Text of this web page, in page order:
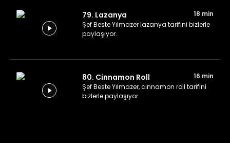
79. Lazanya
18 min
Şef Beste Yılmazer lazanya tarifini bizlerle
paylaşıyor.
80. Cinnamon Roll
16 min
Şef Beste Yılmazer, cinnamon roll tarifini
bizlerle paylaşıyor.